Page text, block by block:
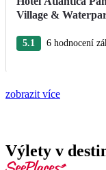
Village &
5.1
6 hodnocení
zobrazit více
Výlety v